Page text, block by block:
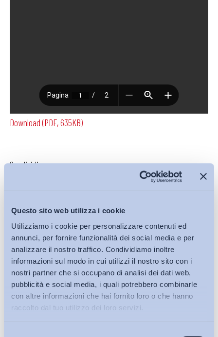
Questo sito web utilizza i cookie
Utilizziamo i cookie per personalizzare contenuti ed
annunci, per fornire funzionalità dei social media e per
analizzare il nostro traffico. Condividiamo inoltre
informazioni sul modo in cui utilizzi il nostro sito con i
nostri partner che si occupano di analisi dei dati web,
pubblicità e social media, i quali potrebbero combinarle
con altre informazioni che hai fornito loro o che hanno
raccolto dal tuo utilizzo dei loro servizi.
Download (PDF, 635KB)
Condividi su:
Iscriviti alla Newsletter